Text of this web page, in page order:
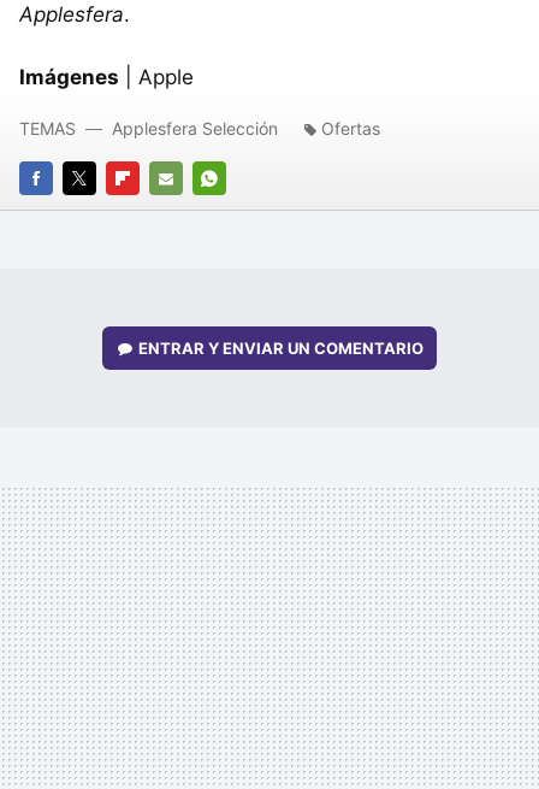
Applesfera.
Imágenes | Apple
FACEBOOK
TWITTERFLIPBOARD
E-
WHATSAPP
TEMAS Applesfera Selección Ofertas
ENTRAR Y ENVIAR UN COMENTARIO